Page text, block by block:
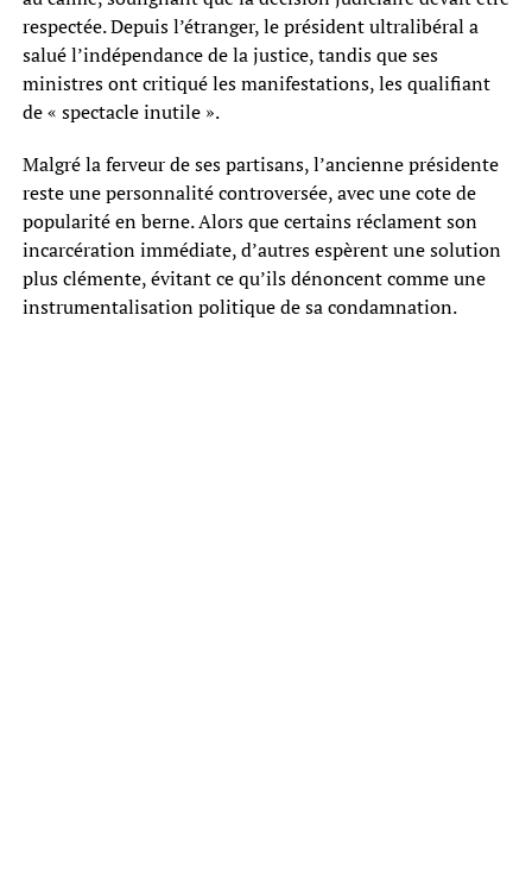
respectée. Depuis l’étranger, le président ultralibéral a
salué l’indépendance de la justice, tandis que ses
ministres ont critiqué les manifestations, les qualifiant
de « spectacle inutile ».
Malgré la ferveur de ses partisans, l’ancienne présidente
reste une personnalité controversée, avec une cote de
popularité en berne. Alors que certains réclament son
incarcération immédiate, d’autres espèrent une solution
plus clémente, évitant ce qu’ils dénoncent comme une
instrumentalisation politique de sa condamnation.